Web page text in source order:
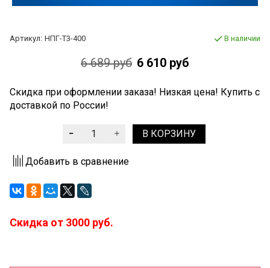
Артикул: НПГ-Т3-400 В наличии
6 689 руб 6 610 руб
Скидка при оформлении заказа! Низкая цена! Купить с
доставкой по России!
В КОРЗИНУ
Добавить в сравнение
Скидка от 3000 руб.